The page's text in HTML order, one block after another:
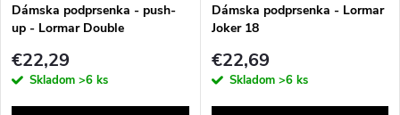
Dámska podprsenka - push-
up - Lormar Double
€22,29
Skladom >6 ks
Dámska podprsenka - Lormar
Joker 18
€22,69
Skladom >6 ks